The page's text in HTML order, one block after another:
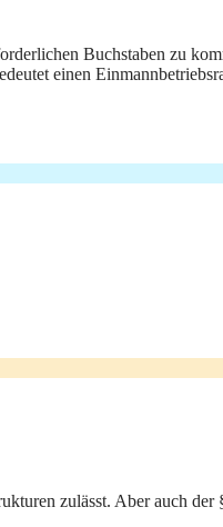
Buchstaben zu
einen
zulässt. Aber auch